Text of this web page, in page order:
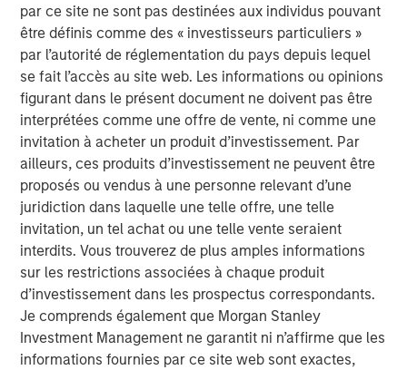
par ce site ne sont pas destinées aux individus pouvant
être définis comme des « investisseurs particuliers »
par l’autorité de réglementation du pays depuis lequel
se fait l’accès au site web. Les informations ou opinions
figurant dans le présent document ne doivent pas être
interprétées comme une offre de vente, ni comme une
invitation à acheter un produit d’investissement. Par
ailleurs, ces produits d’investissement ne peuvent être
proposés ou vendus à une personne relevant d’une
juridiction dans laquelle une telle offre, une telle
invitation, un tel achat ou une telle vente seraient
interdits. Vous trouverez de plus amples informations
sur les restrictions associées à chaque produit
d’investissement dans les prospectus correspondants.
Je comprends également que Morgan Stanley
Investment Management ne garantit ni n’affirme que les
informations fournies par ce site web sont exactes,
Idées liées
VIDÉO
Video: Why Emerging Markets Debt Now -
Strategy, Edge and Long Term Opportunity
VIDÉO
Vidéo : Pourquoi investir dans la dette des
marchés émergents aujourd’hui ? Stratégie,
avantage concurrentiel et opportunité à long
terme
VIDÉO
Global Macro Video: Where We Invest & How
Clients Use the Fund